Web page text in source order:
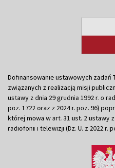
Dofinansowanie ustawowych zadań
związanych z realizacją misji
ustawy z dnia 29 grudnia 1992 r. o
poz. 1722 oraz z 2024 r. poz. 96)
której mowa w art. 31 ust. 2 ustawy
radiofonii i telewizji (Dz. U. z 2022 r.